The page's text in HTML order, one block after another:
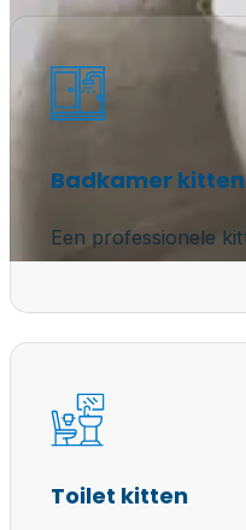
Badkamer kitten
Een professionele
Toilet kitten